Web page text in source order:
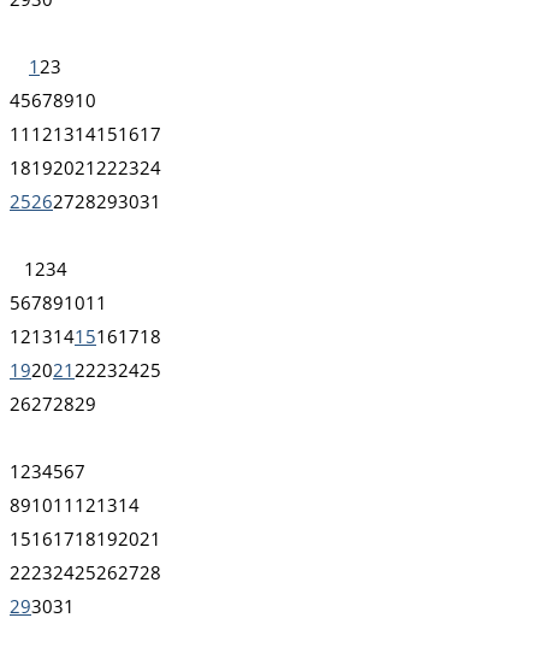
1 23
45678910
11 121314151617
18192021 222324
25262728293031
1 234
567891011
12131415161718
192021 22232425
26272829
1 234567
891011 121314
15161718192021
22232425262728
293031